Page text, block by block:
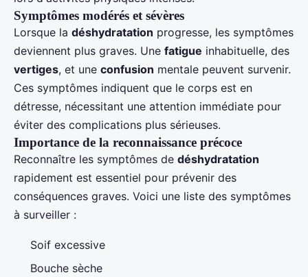
Symptômes modérés et sévères
Lorsque la déshydratation progresse, les symptômes
deviennent plus graves. Une fatigue inhabituelle, des
vertiges, et une confusion mentale peuvent survenir.
Ces symptômes indiquent que le corps est en
détresse, nécessitant une attention immédiate pour
éviter des complications plus sérieuses.
Importance de la reconnaissance précoce
Reconnaître les symptômes de déshydratation
rapidement est essentiel pour prévenir des
conséquences graves. Voici une liste des symptômes
à surveiller :
Soif excessive
Bouche sèche